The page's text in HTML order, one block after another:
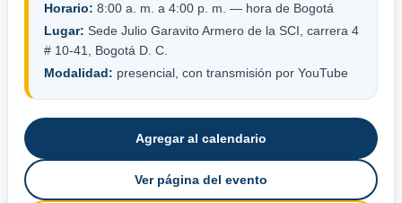
Horario: 8:00 a. m. a 4:00 p. m. — hora de Bogotá
Lugar: Sede Julio Garavito Armero de la SCI, carrera 4
# 10-41, Bogotá D. C.
Modalidad: presencial, con transmisión por YouTube
Agregar al calendario
Ver página del evento